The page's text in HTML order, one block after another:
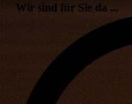
Wir sind für Sie da ...